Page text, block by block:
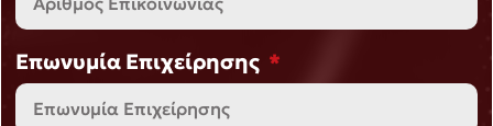
Επωνυμία Επιχείρησης